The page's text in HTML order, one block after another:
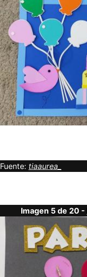
Fuente: tiaaurea_
Imagen 5 de 20 -